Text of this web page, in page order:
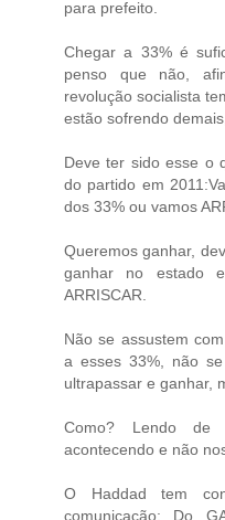
para prefeito.
Chegar a 33% é
penso que não,
revolução socialista
estão sofrendo
Deve ter sido esse o
do partido em
dos 33% ou vamos
Queremos ganhar,
ganhar no estado
ARRISCAR.
Não se assustem
a esses 33%, não
ultrapassar e ganhar,
Como? Lendo de
acontecendo e não
O Haddad tem
comunicação: Do